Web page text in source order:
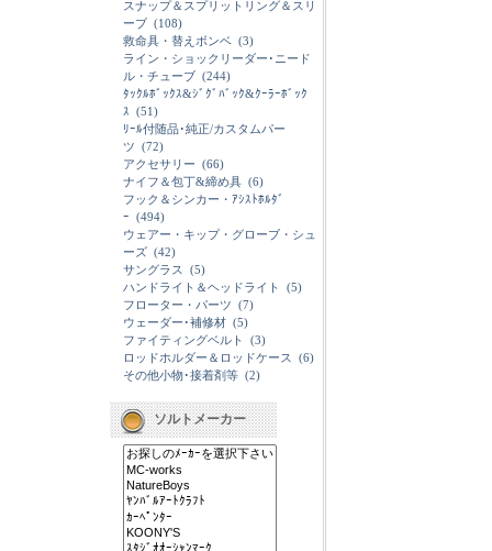
スナップ＆スプリットリング＆スリ
ーブ (108)
救命具・替えボンベ (3)
ライン・ショックリーダー･ニード
ル・チューブ (244)
ﾀｯｸﾙﾎﾞｯｸｽ&ｼﾞｸﾞﾊﾞｯｸ&ｸｰﾗｰﾎﾞｯｸ
ｽ (51)
ﾘｰﾙ付随品･純正/カスタムパー
ツ (72)
アクセサリー (66)
ナイフ＆包丁&締め具 (6)
フック＆シンカー・ｱｼｽﾄﾎﾙﾀﾞ
ｰ (494)
ウェアー・キップ・グローブ・シュ
ーズ (42)
サングラス
(5)
ハンドライト＆ヘッドライト
(5)
フローター・パーツ (7)
ウェーダー･補修材 (5)
ファイティングベルト
(3)
ロッドホルダー＆ロッドケース
(6)
その他小物･接着剤等 (2)
ソルトメーカー